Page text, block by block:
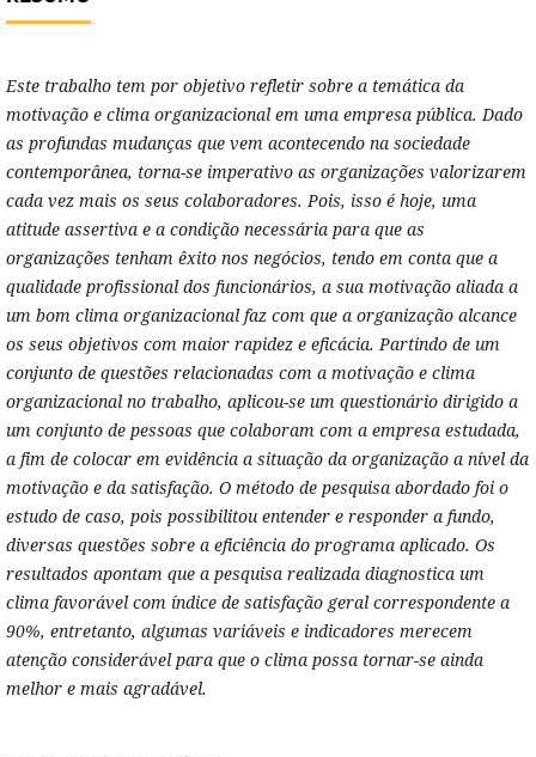
Este trabalho tem por objetivo refletir sobre a temática da
motivação e clima organizacional em uma empresa pública. Dado
as profundas mudanças que vem acontecendo na sociedade
contemporânea, torna-se imperativo as organizações valorizarem
cada vez mais os seus colaboradores. Pois, isso é hoje, uma
atitude assertiva e a condição necessária para que as
organizações tenham êxito nos negócios, tendo em conta que a
qualidade profissional dos funcionários, a sua motivação aliada a
um bom clima organizacional faz com que a organização alcance
os seus objetivos com maior rapidez e eficácia. Partindo de um
conjunto de questões relacionadas com a motivação e clima
organizacional no trabalho, aplicou-se um questionário dirigido a
um conjunto de pessoas que colaboram com a empresa estudada,
a fim de colocar em evidência a situação da organização a nível da
motivação e da satisfação. O método de pesquisa abordado foi o
estudo de caso, pois possibilitou entender e responder a fundo,
diversas questões sobre a eficiência do programa aplicado. Os
resultados apontam que a pesquisa realizada diagnostica um
clima favorável com índice de satisfação geral correspondente a
90%, entretanto, algumas variáveis e indicadores merecem
atenção considerável para que o clima possa tornar-se ainda
melhor e mais agradável.